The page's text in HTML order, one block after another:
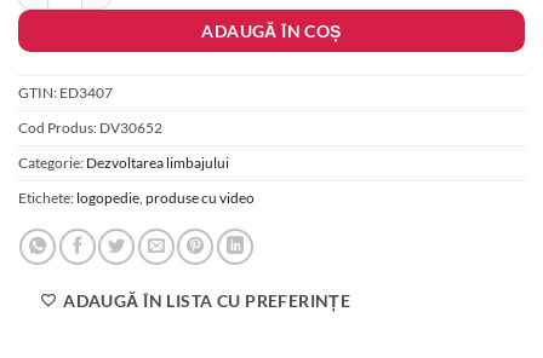
ADAUGĂ ÎN COȘ
GTIN: ED3407
Cod Produs: DV30652
Categorie: Dezvoltarea limbajului
Etichete: logopedie produse cu video
ADAUGĂ ÎN LISTA CU PREFERINȚE